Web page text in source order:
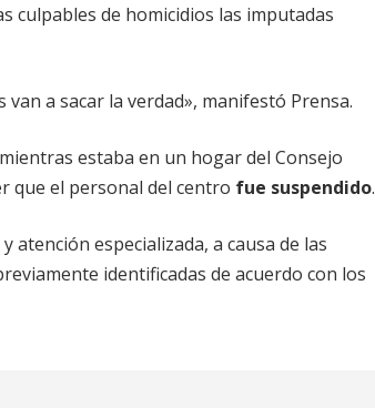
culpables de homicidios las imputadas
a sacar la verdad», manifestó Prensa.
estaba en un hogar del Consejo
que el personal del centro fue suspendido.
atención especializada, a causa de las
identificadas de acuerdo con los